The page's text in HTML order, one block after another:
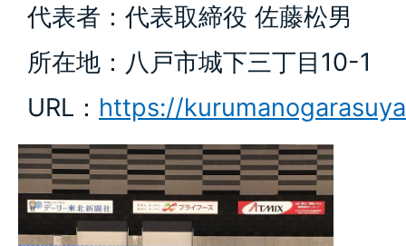
代表者：代表取締役 佐藤松男
所在地：八戸市城下三丁目10-1
URL： https://